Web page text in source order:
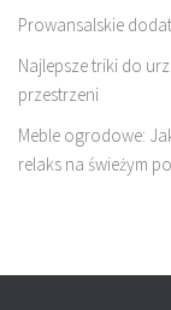
Prowansalskie
Najlepsze triki do
przestrzeni
Meble ogrodowe:
relaks na świeżym